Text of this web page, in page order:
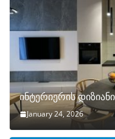
ინტერიერის დიზიანი
January 24, 2026